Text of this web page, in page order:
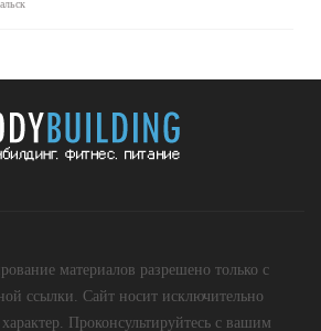
материалов разрешено только с
ссылки. Сайт носит исключительно
Проконсультируйтесь с вашим